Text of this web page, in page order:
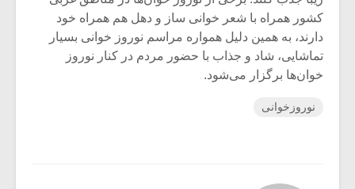
کشور همراه با شعر خوانی ساز و دهل هم همراه خود
دارند، به همین دلیل همواره مراسم نوروز خوانی بسیار
تماشایی، شاد و جذاب با حضور مردم در کنار نوروز
خوان‌ها برگزار می‌شود.
نوروزخوانی